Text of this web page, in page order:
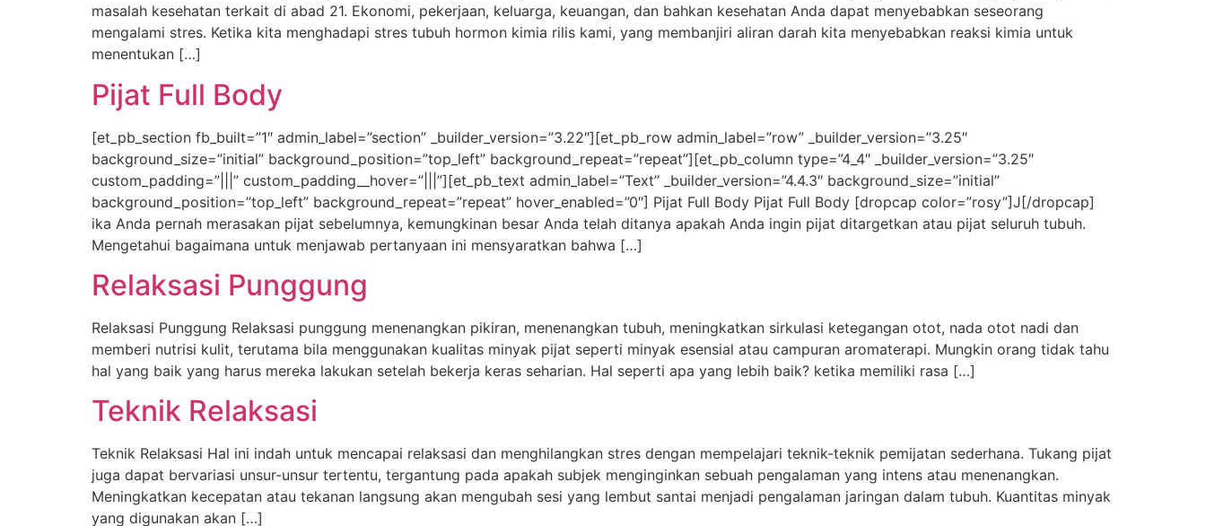
masalah kesehatan terkait di abad 21. Ekonomi, pekerjaan, keluarga, keuangan, dan bahkan kesehatan Anda dapat menyebabkan seseorang
mengalami stres. Ketika kita menghadapi stres tubuh hormon kimia rilis kami, yang membanjiri aliran darah kita menyebabkan reaksi kimia untuk
menentukan […]
Pijat Full Body
[et_pb_section fb_built=”1″ admin_label=”section” _builder_version=”3.22″][et_pb_row admin_label=”row” _builder_version=”3.25″
background_size=”initial” background_position=”top_left” background_repeat=”repeat”][et_pb_column type=”4_4″ _builder_version=”3.25″
custom_padding=”|||” custom_padding__hover=”|||”][et_pb_text admin_label=”Text” _builder_version=”4.4.3″ background_size=”initial”
background_position=”top_left” background_repeat=”repeat” hover_enabled=”0″] Pijat Full Body Pijat Full Body [dropcap color=”rosy”]J[/dropcap]
ika Anda pernah merasakan pijat sebelumnya, kemungkinan besar Anda telah ditanya apakah Anda ingin pijat ditargetkan atau pijat seluruh tubuh.
Mengetahui bagaimana untuk menjawab pertanyaan ini mensyaratkan bahwa […]
Relaksasi Punggung
Relaksasi Punggung Relaksasi punggung menenangkan pikiran, menenangkan tubuh, meningkatkan sirkulasi ketegangan otot, nada otot nadi dan
memberi nutrisi kulit, terutama bila menggunakan kualitas minyak pijat seperti minyak esensial atau campuran aromaterapi. Mungkin orang tidak tahu
hal yang baik yang harus mereka lakukan setelah bekerja keras seharian. Hal seperti apa yang lebih baik? ketika memiliki rasa […]
Teknik Relaksasi
Teknik Relaksasi Hal ini indah untuk mencapai relaksasi dan menghilangkan stres dengan mempelajari teknik-teknik pemijatan sederhana. Tukang pijat
juga dapat bervariasi unsur-unsur tertentu, tergantung pada apakah subjek menginginkan sebuah pengalaman yang intens atau menenangkan.
Meningkatkan kecepatan atau tekanan langsung akan mengubah sesi yang lembut santai menjadi pengalaman jaringan dalam tubuh. Kuantitas minyak
yang digunakan akan […]